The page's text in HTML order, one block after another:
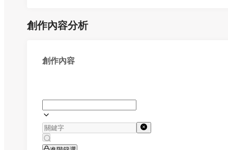
創作內容分析
創作內容